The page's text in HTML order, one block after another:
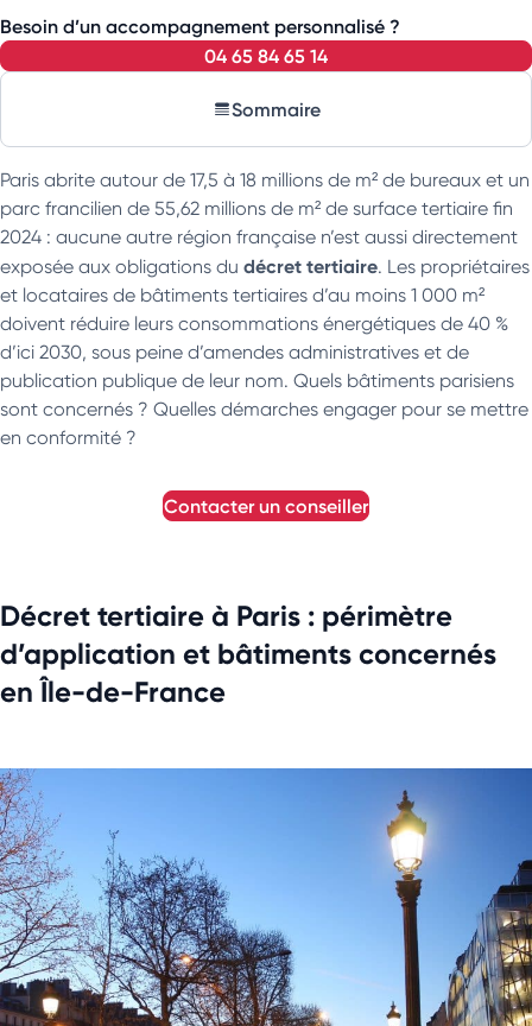
Besoin d’un accompagnement personnalisé ?
04 65 84 65 14
Sommaire
Paris abrite autour de 17,5 à 18 millions de m² de bureaux et un
parc francilien de 55,62 millions de m² de surface tertiaire fin
2024 : aucune autre région française n’est aussi directement
exposée aux obligations du décret tertiaire. Les propriétaires
et locataires de bâtiments tertiaires d’au moins 1 000 m²
doivent réduire leurs consommations énergétiques de 40 %
d’ici 2030, sous peine d’amendes administratives et de
publication publique de leur nom. Quels bâtiments parisiens
sont concernés ? Quelles démarches engager pour se mettre
en conformité ?
contacter un conseiller
Décret tertiaire à Paris : périmètre
d’application et bâtiments concernés
en Île-de-France